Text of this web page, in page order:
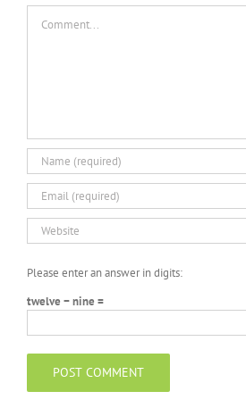
Please enter an answer in digits:
twelve − nine =